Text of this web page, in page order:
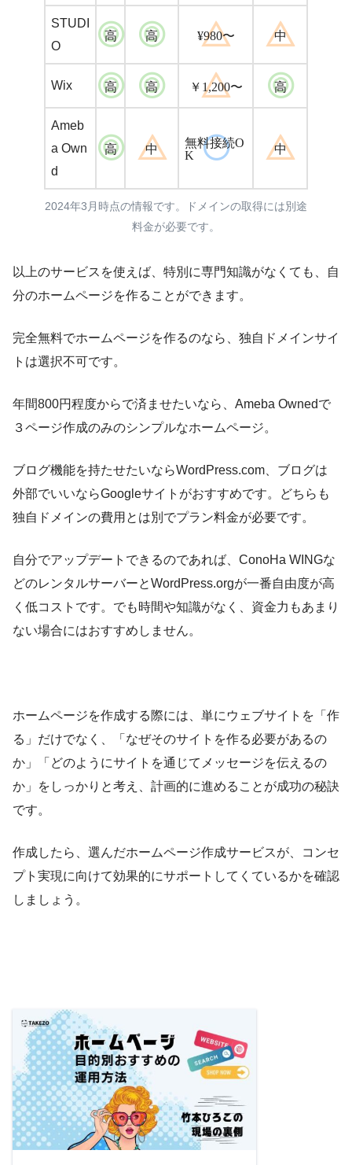
STUDI
O
高 高 ¥980〜 中
Wix 高 高 ￥1,200〜 高
Ameb
a Own
d
高 中
無料接続O
K
中
2024年3月時点の情報です。ドメインの取得には別途
料金が必要です。
以上のサービスを使えば、特別に専門知識がなくても、自
分のホームページを作ることができます。
完全無料でホームページを作るのなら、独自ドメインサイ
トは選択不可です。
年間800円程度からで済ませたいなら、Ameba Ownedで
３ページ作成のみのシンプルなホームページ。
ブログ機能を持たせたいならWordPress.com、ブログは
外部でいいならGoogleサイトがおすすめです。どちらも
独自ドメインの費用とは別でプラン料金が必要です。
自分でアップデートできるのであれば、ConoHa WINGな
どのレンタルサーバーとWordPress.orgが一番自由度が高
く低コストです。でも時間や知識がなく、資金力もあまり
ない場合にはおすすめしません。
ホームページを作成する際には、単にウェブサイトを「作
る」だけでなく、「なぜそのサイトを作る必要があるの
か」「どのようにサイトを通じてメッセージを伝えるの
か」をしっかりと考え、計画的に進めることが成功の秘訣
です。
作成したら、選んだホームページ作成サービスが、コンセ
プト実現に向けて効果的にサポートしてくているかを確認
しましょう。